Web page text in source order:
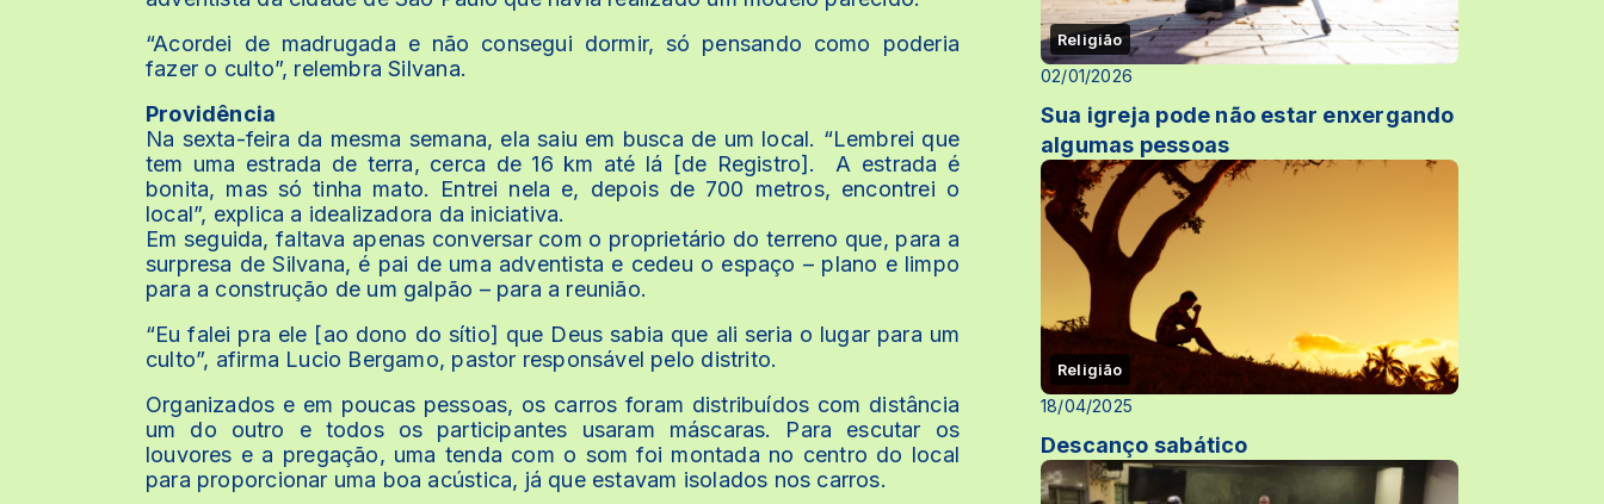
“Acordei de madrugada e não consegui dormir, só pensando como poderia
fazer o culto”, relembra Silvana.
Providência
Na sexta-feira da mesma semana, ela saiu em busca de um local. “Lembrei que
tem uma estrada de terra, cerca de 16 km até lá [de Registro]. A estrada é
bonita, mas só tinha mato. Entrei nela e, depois de 700 metros, encontrei o
local”, explica a idealizadora da iniciativa.
Em seguida, faltava apenas conversar com o proprietário do terreno que, para a
surpresa de Silvana, é pai de uma adventista e cedeu o espaço – plano e limpo
para a construção de um galpão – para a reunião.
“Eu falei pra ele [ao dono do sítio] que Deus sabia que ali seria o lugar para um
culto”, afirma Lucio Bergamo, pastor responsável pelo distrito.
Organizados e em poucas pessoas, os carros foram distribuídos com distância
um do outro e todos os participantes usaram máscaras. Para escutar os
louvores e a pregação, uma tenda com o som foi montada no centro do local
para proporcionar uma boa acústica, já que estavam isolados nos carros.
Religião
02/01/2026
Sua igreja pode não estar enxergando
algumas pessoas
Religião
18/04/2025
Descanço sabático